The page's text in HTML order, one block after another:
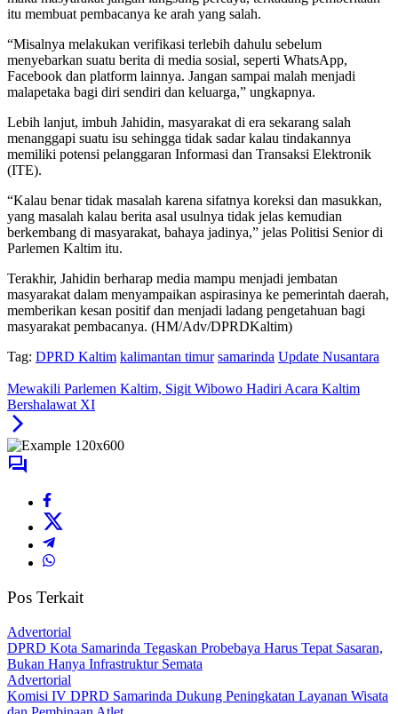
itu membuat pembacanya ke arah yang salah.
“Misalnya melakukan verifikasi terlebih dahulu sebelum
menyebarkan suatu berita di media sosial, seperti WhatsApp,
Facebook dan platform lainnya. Jangan sampai malah menjadi
malapetaka bagi diri sendiri dan keluarga,” ungkapnya.
Lebih lanjut, imbuh Jahidin, masyarakat di era sekarang salah
menanggapi suatu isu sehingga tidak sadar kalau tindakannya
memiliki potensi pelanggaran Informasi dan Transaksi Elektronik
(ITE).
“Kalau benar tidak masalah karena sifatnya koreksi dan masukkan,
yang masalah kalau berita asal usulnya tidak jelas kemudian
berkembang di masyarakat, bahaya jadinya,” jelas Politisi Senior di
Parlemen Kaltim itu.
Terakhir, Jahidin berharap media mampu menjadi jembatan
masyarakat dalam menyampaikan aspirasinya ke pemerintah daerah,
memberikan kesan positif dan menjadi ladang pengetahuan bagi
masyarakat pembacanya. (HM/Adv/DPRDKaltim)
Tag: DPRD Kaltim kalimantan timur samarinda Update Nusantara
Mewakili Parlemen Kaltim, Sigit Wibowo Hadiri Acara Kaltim
Bershalawat XI
Pos Terkait
Advertorial
DPRD Kota Samarinda Tegaskan Probebaya Harus Tepat Sasaran,
Bukan Hanya Infrastruktur Semata
Advertorial
Komisi IV DPRD Samarinda Dukung Peningkatan Layanan Wisata